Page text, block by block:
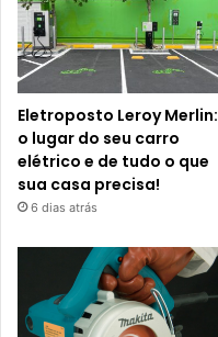
Eletroposto Leroy Merlin:
o lugar do seu carro
elétrico e de tudo o que
sua casa precisa!
6 dias atrás